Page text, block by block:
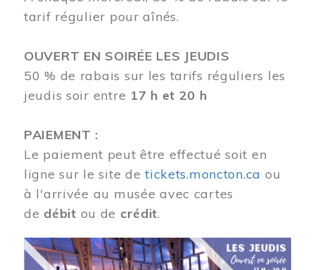
tarif régulier pour aînés.
OUVERT EN SOIRÉE LES JEUDIS
50 % de rabais sur les tarifs réguliers les
jeudis soir entre 17 h et 20 h
PAIEMENT :
Le paiement peut être effectué soit en
ligne sur le site detickets.moncton.ca ou
à l'arrivée au musée avec cartes
de débit ou de crédit.
Image